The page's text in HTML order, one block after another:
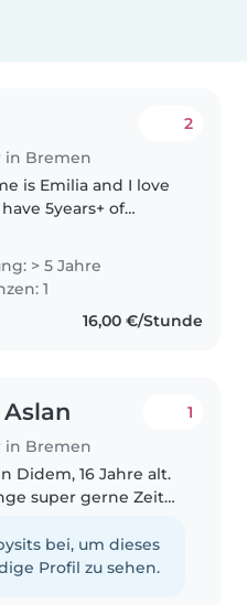
in Bremen
2
is Emilia and I love
5years+ of
infants to
addition to being a
patient, and..
> 5 Jahre
1
16,00 €/Stunde
in Bremen
1
Didem, 16 Jahre alt.
super gerne Zeit
Ich bastle, backe
gerne mit ihnen und
bei, um dieses
Profil zu sehen.